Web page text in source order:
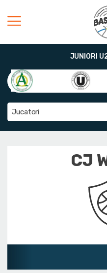
JUNIORI
Jucatori
CJ